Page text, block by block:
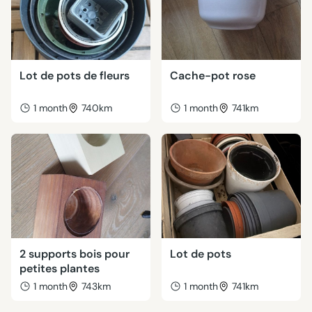
Lot de pots de fleurs
1 month 740km
Cache-pot rose
1 month 741km
2 supports bois pour
petites plantes
1 month 743km
Lot de pots
1 month 741km